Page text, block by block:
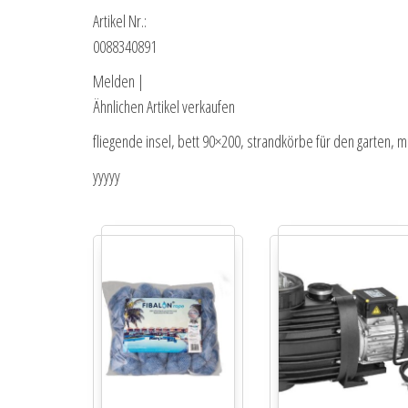
Artikel Nr.:
0088340891
Melden |
Ähnlichen Artikel verkaufen
fliegende insel, bett 90×200, strandkörbe für den garten,
yyyyy